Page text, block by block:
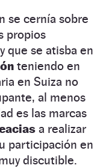
se cernía sobre
propios
que se atisba en
teniendo en
en Suiza no
al menos
es las marcas
a realizar
participación en
discutible.